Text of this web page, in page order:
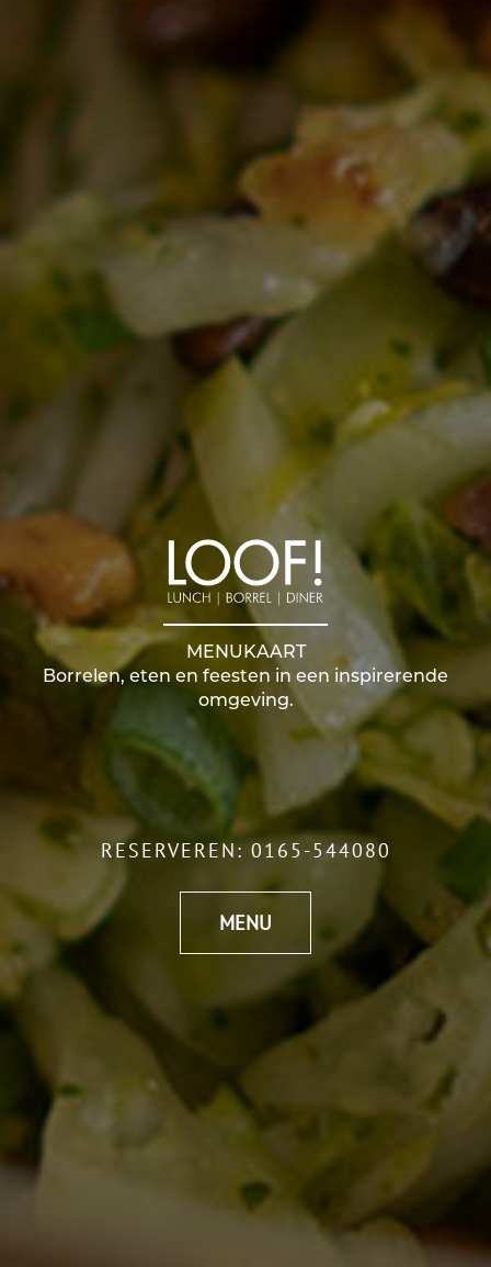
MENUKAART
Borrelen, eten en feesten in een inspirerende
omgeving.
RESERVEREN:0165-544080
MENU